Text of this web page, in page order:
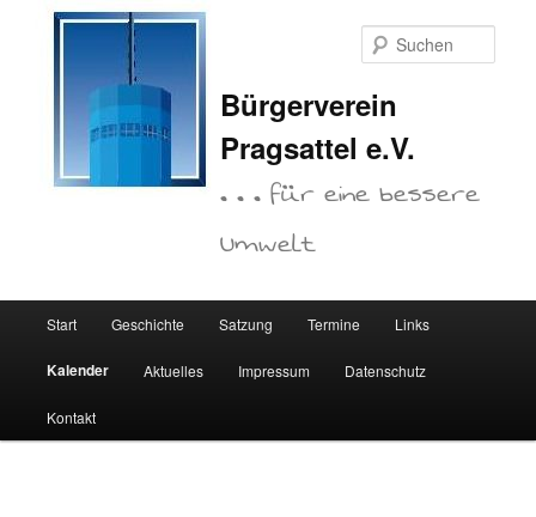
Bürgerverein
Pragsattel e.V.
. . . für eine bessere
Umwelt
Start Geschichte Satzung Termine Links
Kalender Aktuelles Impressum Datenschutz
Kontakt